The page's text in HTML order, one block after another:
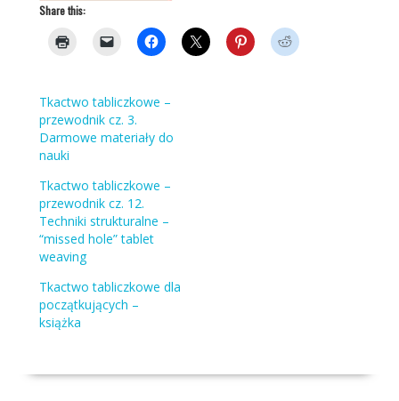
Share this:
Tkactwo tabliczkowe –
przewodnik cz. 3.
Darmowe materiały do
nauki
Tkactwo tabliczkowe –
przewodnik cz. 12.
Techniki strukturalne –
“missed hole” tablet
weaving
Tkactwo tabliczkowe dla
początkujących –
książka